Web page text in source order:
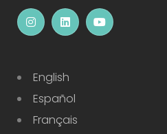
English
Español
Français